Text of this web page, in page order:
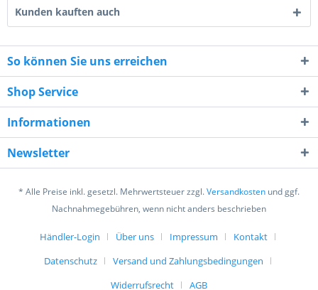
8 + 6 = ?
Ich habe die Datenschutzerklärung
verstanden und stimme zu. *
Mit * gekennzeichnete Felder sind Pflichtfelder.
Senden
Kunden kauften auch
So können Sie uns erreichen
Shop Service
Informationen
Newsletter
* Alle Preise inkl. gesetzl. Mehrwertsteuer zzgl.Versandkosten und ggf.
Nachnahmegebühren, wenn nicht anders beschrieben
Händler-Login Über uns Impressum
Kontakt
Datenschutz
Versand und Zahlungsbedingungen
Widerrufsrecht
AGB